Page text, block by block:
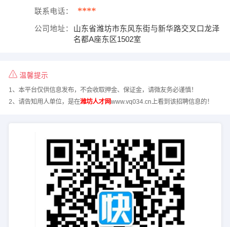
联系电话： ****
公司地址：
山东省潍坊市东风东街与新华路交叉口龙泽
名都A座东区1502室
温馨提示
1、本平台仅供信息发布，不会收取押金、保证金，请微友务必谨慎！
2、请告知用人单位，是在潍坊人才网www.vq034.cn上看到该招聘信息的！